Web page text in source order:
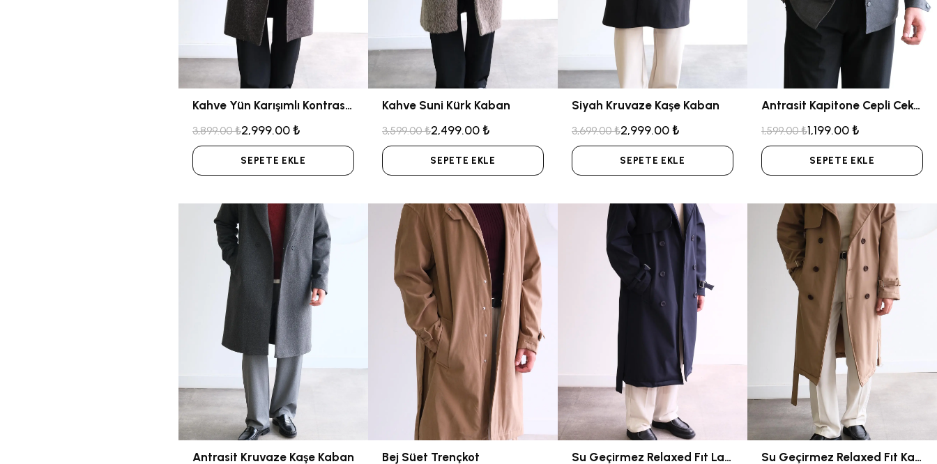
Kahve Yün Karışımlı Kontrast Yaka Kaban
3,899.00 ₺2,999.00 ₺
SEPETE EKLE
Kahve Suni Kürk Kaban
3,599.00 ₺2,499.00 ₺
SEPETE EKLE
Siyah Kruvaze Kaşe Kaban
3,699.00 ₺2,999.00 ₺
SEPETE EKLE
Antrasit Kapitone Cepli Ceket
1,599.00 ₺1,199.00 ₺
SEPETE EKLE
Antrasit Kruvaze Kaşe Kaban Bej Süet Trençkot Su Geçirmez Relaxed Fıt Lacivert Trençkot Su Geçirmez Relaxed Fıt Kamel Trençkot